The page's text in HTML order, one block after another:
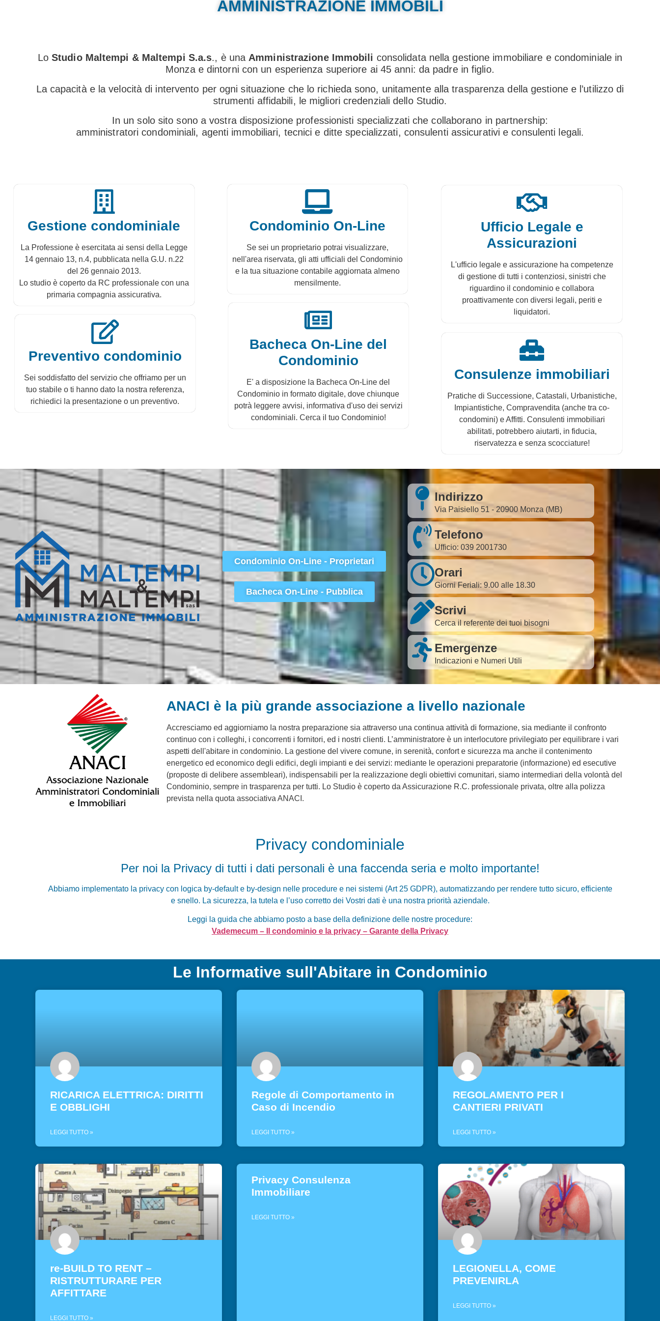
AMMINISTRAZIONE IMMOBILI
LoStudio Maltempi & Maltempi S.a.s., è una Amministrazione Immobili consolidata nella gestione immobiliare e condominiale in
Monza e dintorni con un esperienza superiore ai 45 anni: da padre in figlio.
La capacità e la velocità di intervento per ogni situazione che lo richieda sono, unitamente alla trasparenza della gestione e l’utilizzo di
strumenti affidabili, le migliori credenziali dello Studio.
In un solo sito sono a vostra disposizione professionisti specializzati che collaborano in partnership:
amministratori condominiali, agenti immobiliari, tecnici e ditte specializzati, consulenti assicurativi e consulenti legali.
Gestione condominiale
La Professione è esercitata ai sensi della Legge
14 gennaio 13, n.4, pubblicata nella G.U. n.22
del 26 gennaio 2013.
Lo studio è coperto da RC professionale con una
primaria compagnia assicurativa.
Preventivo condominio
Sei soddisfatto del servizio che offriamo per un
tuo stabile o ti hanno dato la nostra referenza,
richiedici la presentazione o un preventivo.
Condominio On-Line
Se sei un proprietario potrai visualizzare,
nell'area riservata, gli atti ufficiali del Condominio
e la tua situazione contabile aggiornata almeno
mensilmente.
Bacheca On-Line del
Condominio
E' a disposizione la Bacheca On-Line del
Condominio in formato digitale, dove chiunque
potrà leggere avvisi, informativa d'uso dei servizi
condominiali. Cerca il tuo Condominio!
Ufficio Legale e
Assicurazioni
L'ufficio legale e assicurazione ha competenze
di gestione di tutti i contenziosi, sinistri che
riguardino il condominio e collabora
proattivamente con diversi legali, periti e
liquidatori.
Consulenze immobiliari
Pratiche di Successione, Catastali, Urbanistiche,
Impiantistiche, Compravendita (anche tra co-
condomini) e Affitti. Consulenti immobiliari
abilitati, potrebbero aiutarti, in fiducia,
riservatezza e senza scocciature!
Condominio On-Line - Proprietari
Bacheca On-Line - Pubblica
Indirizzo
Via Paisiello 51 - 20900 Monza (MB)
Telefono
Ufficio: 039 2001730
Orari
Giorni Feriali: 9.00 alle 18.30
Scrivi
Cerca il referente dei tuoi bisogni
Emergenze
Indicazioni e Numeri Utili
ANACI è la più grande associazione a livello nazionale
Accresciamo ed aggiorniamo la nostra preparazione sia attraverso una continua attività di formazione, sia mediante il confronto
continuo con i colleghi, i concorrenti i fornitori, ed i nostri clienti. L’amministratore è un interlocutore privilegiato per equilibrare i vari
aspetti dell'abitare in condominio. La gestione del vivere comune, in serenità, confort e sicurezza ma anche il contenimento
energetico ed economico degli edifici, degli impianti e dei servizi: mediante le operazioni preparatorie (informazione) ed esecutive
(proposte di delibere assembleari), indispensabili per la realizzazione degli obiettivi comunitari, siamo intermediari della volontà del
Condominio, sempre in trasparenza per tutti. Lo Studio è coperto da Assicurazione R.C. professionale privata, oltre alla polizza
prevista nella quota associativa ANACI.
Privacy condominiale
Per noi la Privacy di tutti i dati personali è una faccenda seria e molto importante!
Abbiamo implementato la privacy con logica by-default e by-design nelle procedure e nei sistemi (Art 25 GDPR), automatizzando per rendere tutto sicuro, efficiente
e snello. La sicurezza, la tutela e l’uso corretto dei Vostri dati è una nostra priorità aziendale.
Leggi la guida che abbiamo posto a base della definizione delle nostre procedure:
Vademecum – Il condominio e la privacy – Garante della Privacy
Le Informative sull'Abitare in Condominio
RICARICA ELETTRICA: DIRITTI
E OBBLIGHI
LEGGI TUTTO »
Regole di Comportamento in
Caso di Incendio
LEGGI TUTTO »
REGOLAMENTO PER I
CANTIERI PRIVATI
LEGGI TUTTO »
re-BUILD TO RENT –
RISTRUTTURARE PER
AFFITTARE
LEGGI TUTTO »
Privacy Consulenza
Immobiliare
LEGGI TUTTO »
LEGIONELLA, COME
PREVENIRLA
LEGGI TUTTO »